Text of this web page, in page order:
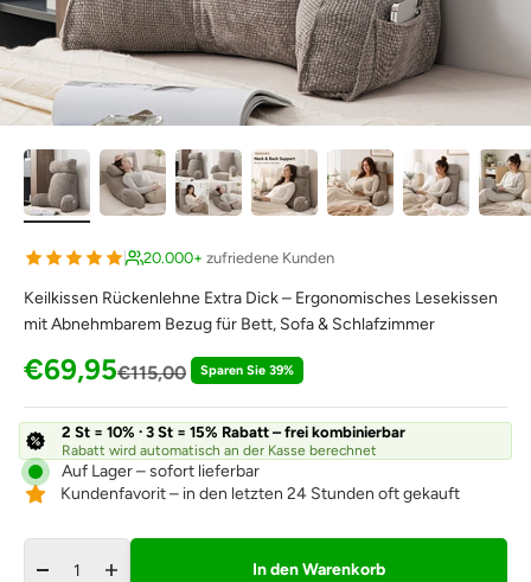
20.000+ zufriedene Kunden
Keilkissen Rückenlehne Extra Dick – Ergonomisches Lesekissen
mit Abnehmbarem Bezug für Bett, Sofa & Schlafzimmer
Angebot
€69,95Regulärer Preis
€115,00 Sparen Sie 39%
2 St = 10% · 3 St = 15% Rabatt – frei kombinierbar
Rabatt wird automatisch an der Kasse berechnet
Auf Lager – sofort lieferbar
Kundenfavorit – in den letzten 24 Stunden oft gekauft
In den Warenkorb